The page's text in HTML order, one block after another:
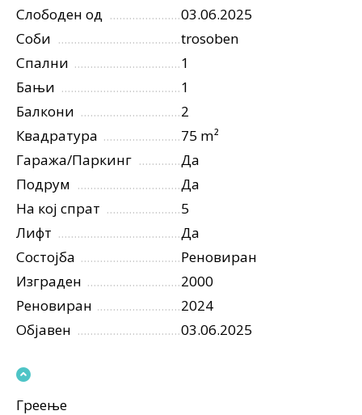
Слободен од
03.06.2025
Соби
trosoben
Спални
1
Бањи
1
Балкони
2
Квадратура
75 m²
Гаража/Паркинг
Да
Подрум
Да
На кој спрат
5
Лифт
Да
Состојба
Реновиран
Изграден
2000
Реновиран
2024
Објавен
03.06.2025
Греење